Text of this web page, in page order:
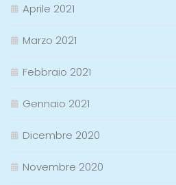
Aprile 2021
Marzo 2021
Febbraio 2021
Gennaio 2021
Dicembre 2020
Novembre 2020